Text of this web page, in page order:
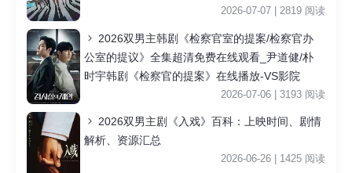
2026-07-07 | 2819 阅读
2026双男主韩剧《检察官室的提案/检察官办
公室的提议》全集超清免费在线观看_尹道健/朴
时宇韩剧《检察官的提案》在线播放-VS影院
2026-07-06 | 3193 阅读
2026双男主剧《入戏》百科：上映时间、剧情
解析、资源汇总
2026-06-26 | 1425 阅读